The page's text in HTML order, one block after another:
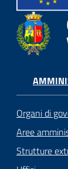
argomenti...
Organi di
Aree
Strutture